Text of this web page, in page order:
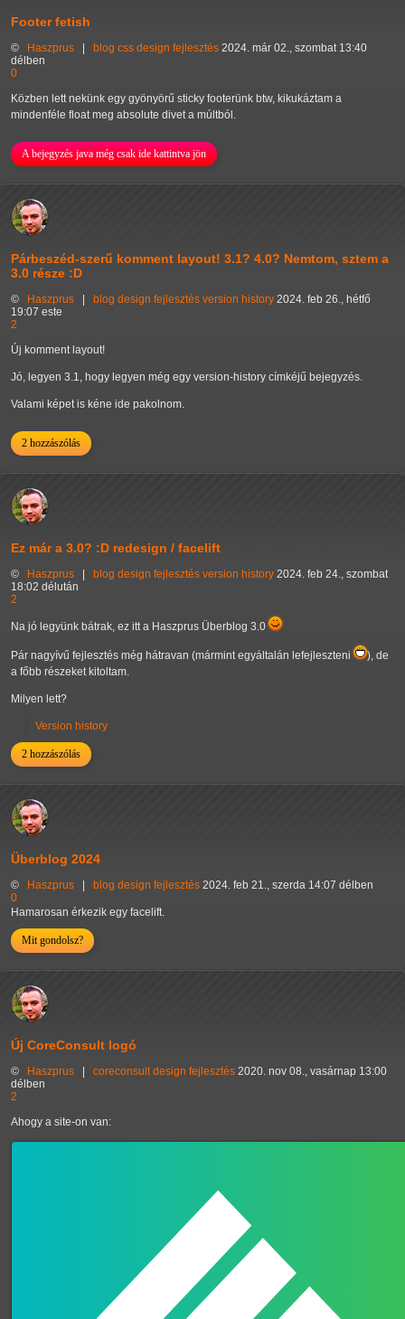
Footer fetish
© Haszprus blog css design fejlesztés 2024. már 02., szombat 13:40
délben
0
Közben lett nekünk egy gyönyörű sticky footerünk btw, kikukáztam a
mindenféle float meg absolute divet a múltból.
A bejegyzés java még csak ide kattintva jön
Párbeszéd-szerű komment layout! 3.1? 4.0? Nemtom, sztem a
3.0 része :D
© Haszprus blog design fejlesztés version history 2024. feb 26., hétfő
19:07 este
2
Új komment layout!
Jó, legyen 3.1, hogy legyen még egy version-history címkéjű bejegyzés.
Valami képet is kéne ide pakolnom.
2 hozzászólás
Ez már a 3.0? :D redesign / facelift
© Haszprus blog design fejlesztés version history 2024. feb 24., szombat
18:02 délután
2
Na jó legyünk bátrak, ez itt a Haszprus Überblog 3.0
Pár nagyívű fejlesztés még hátravan (mármint egyáltalán lefejleszteni
), de
a főbb részeket kitoltam.
Milyen lett?
Version history
2 hozzászólás
Überblog 2024
© Haszprus blog design fejlesztés 2024. feb 21., szerda 14:07 délben
0
Hamarosan érkezik egy facelift.
Mit gondolsz?
Új CoreConsult logó
© Haszprus coreconsult design fejlesztés 2020. nov 08., vasárnap 13:00
délben
2
Ahogy a site-on van: